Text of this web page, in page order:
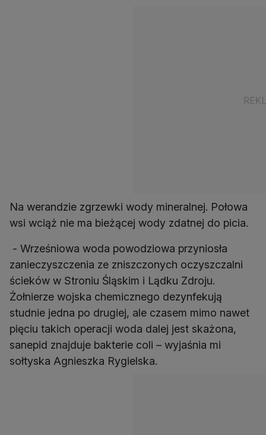
Na werandzie zgrzewki wody mineralnej. Połowa
wsi wciąż nie ma bieżącej wody zdatnej do picia.
- Wrześniowa woda powodziowa przyniosła
zanieczyszczenia ze zniszczonych oczyszczalni
ścieków w Stroniu Śląskim i Lądku Zdroju.
Żołnierze wojska chemicznego dezynfekują
studnie jedna po drugiej, ale czasem mimo nawet
pięciu takich operacji woda dalej jest skażona,
sanepid znajduje bakterie coli – wyjaśnia mi
sołtyska Agnieszka Rygielska.